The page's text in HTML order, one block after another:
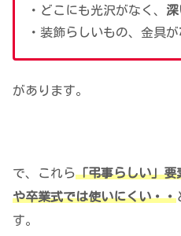
・どこにも光沢がなく、
・装飾らしいもの、金具が
があります。
で、これら「弔事らしい」要
や卒業式では使いにくい・・
す。